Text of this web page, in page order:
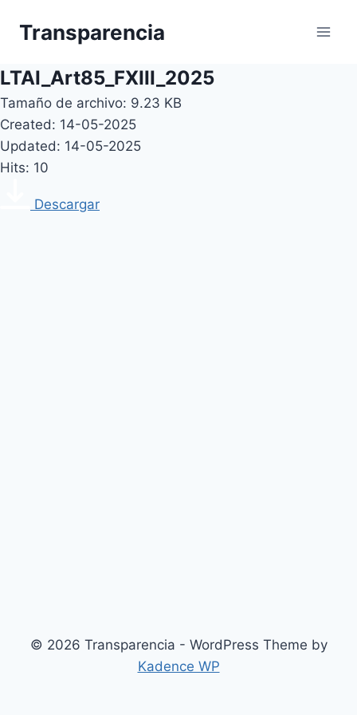
Transparencia
LTAI_Art85_FXIII_2025
Tamaño de archivo: 9.23 KB
Created: 14-05-2025
Updated: 14-05-2025
Hits: 10
Descargar
© 2026 Transparencia - WordPress Theme by
Kadence WP